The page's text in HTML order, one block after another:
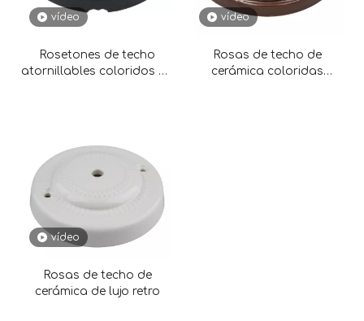
vídeo
Rosetones de techo
atornillables coloridos de
vídeo
Rosas de techo de
cerámica coloridas
vídeo
Rosas de techo de
cerámica de lujo retro